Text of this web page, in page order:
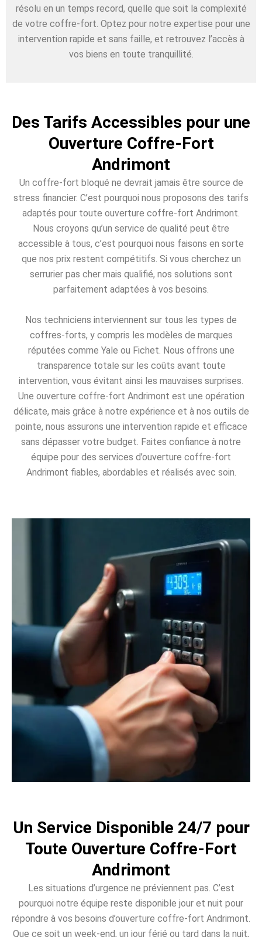
résolu en un temps record, quelle que soit la complexité
de votre coffre-fort. Optez pour notre expertise pour une
intervention rapide et sans faille, et retrouvez l’accès à
vos biens en toute tranquillité.
Des Tarifs Accessibles pour une
Ouverture Coffre-Fort
Andrimont
Un coffre-fort bloqué ne devrait jamais être source de
stress financier. C’est pourquoi nous proposons des tarifs
adaptés pour toute ouverture coffre-fort Andrimont.
Nous croyons qu’un service de qualité peut être
accessible à tous, c’est pourquoi nous faisons en sorte
que nos prix restent compétitifs. Si vous cherchez un
serrurier pas cher mais qualifié, nos solutions sont
parfaitement adaptées à vos besoins.
Nos techniciens interviennent sur tous les types de
coffres-forts, y compris les modèles de marques
réputées comme Yale ou Fichet. Nous offrons une
transparence totale sur les coûts avant toute
intervention, vous évitant ainsi les mauvaises surprises.
Une ouverture coffre-fort Andrimont est une opération
délicate, mais grâce à notre expérience et à nos outils de
pointe, nous assurons une intervention rapide et efficace
sans dépasser votre budget. Faites confiance à notre
équipe pour des services d’ouverture coffre-fort
Andrimont fiables, abordables et réalisés avec soin.
Un Service Disponible 24/7 pour
Toute Ouverture Coffre-Fort
Andrimont
Les situations d’urgence ne préviennent pas. C’est
pourquoi notre équipe reste disponible jour et nuit pour
répondre à vos besoins d’ouverture coffre-fort Andrimont.
Que ce soit un week-end, un jour férié ou tard dans la nuit,